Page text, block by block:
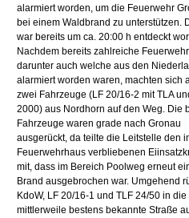
alarmiert worden, um die Feuerwehr
bei einem Waldbrand zu unterstützen.
war bereits um ca. 20:00 h entdeckt
Nachdem bereits zahlreiche
darunter auch welche aus den
alarmiert worden waren, machten sich
zwei Fahrzeuge (LF 20/16-2 mit TLA
2000) aus Nordhorn auf den Weg. Die
Fahrzeuge waren grade nach Gronau
ausgerückt, da teilte die Leitstelle den
Feuerwehrhaus verbliebenen
mit, dass im Bereich Poolweg erneut
Brand ausgebrochen war. Umgehend
KdoW, LF 20/16-1 und TLF 24/50 in die
mittlerweile bestens bekannte Straße